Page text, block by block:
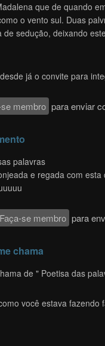
que de quando
o vento sul. Duas
de sedução, deixando
já o convite para
membro para enviar
palavras
e regada com esta
Faça-se membro para
chama
de " Poetisa das
você estava fazendo